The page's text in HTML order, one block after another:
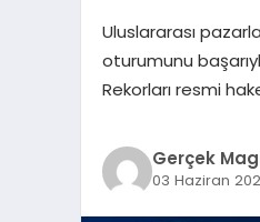
Uluslararası
oturumunu
Rekorları resmi
Gerçek
03 Haziran